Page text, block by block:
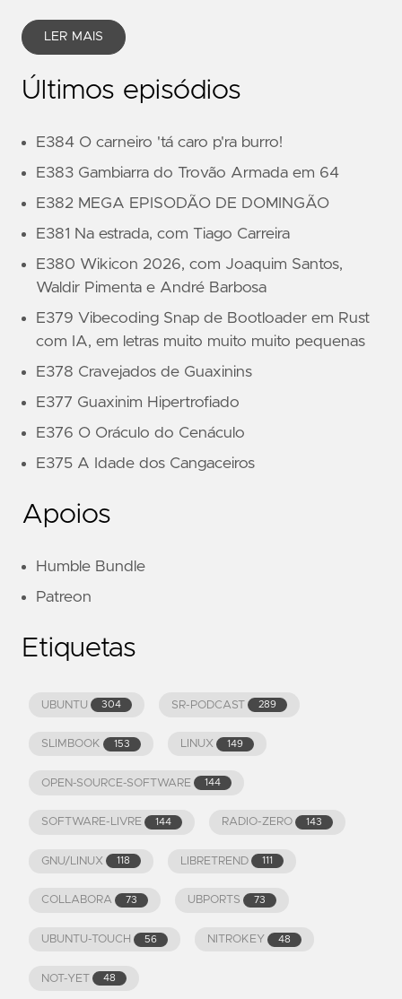
LER MAIS
Últimos episódios
E384 O carneiro 'tá caro p'ra burro!
E383 Gambiarra do Trovão Armada em 64
E382 MEGA EPISODÃO DE DOMINGÃO
E381 Na estrada, com Tiago Carreira
E380 Wikicon 2026, com Joaquim Santos,
Waldir Pimenta e André Barbosa
E379 Vibecoding Snap de Bootloader em Rust
com IA, em letras muito muito muito pequenas
E378 Cravejados de Guaxinins
E377 Guaxinim Hipertrofiado
E376 O Oráculo do Cenáculo
E375 A Idade dos Cangaceiros
Apoios
Humble Bundle
Patreon
Etiquetas
UBUNTU 304 SR-PODCAST 289
SLIMBOOK 153 LINUX 149
OPEN-SOURCE-SOFTWARE 144
SOFTWARE-LIVRE 144 RADIO-ZERO 143
GNU/LINUX 118 LIBRETREND 111
COLLABORA 73 UBPORTS 73
UBUNTU-TOUCH 56 NITROKEY 48
NOT-YET 48